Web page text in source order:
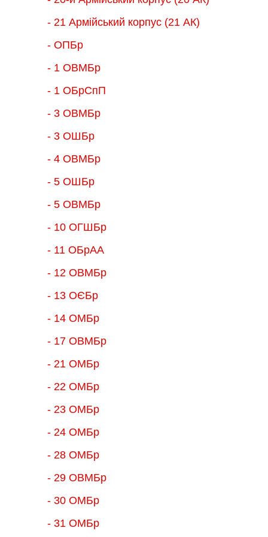
- 21 Армійський корпус (21 АК)
- ОПБр
- 1 ОВМБр
- 1 ОБрСпП
- 3 ОВМБр
- 3 ОШБр
- 4 ОВМБр
- 5 ОШБр
- 5 ОВМБр
- 10 ОГШБр
- 11 ОБрАА
- 12 ОВМБр
- 13 ОЄБр
- 14 ОМБр
- 17 ОВМБр
- 21 ОМБр
- 22 ОМБр
- 23 ОМБр
- 24 ОМБр
- 28 ОМБр
- 29 ОВМБр
- 30 ОМБр
- 31 ОМБр